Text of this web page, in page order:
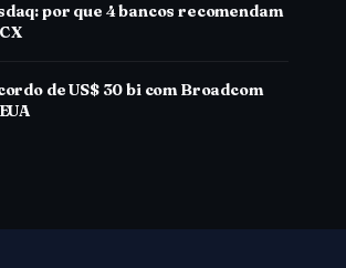
por que 4 bancos recomendam
de US$ 30 bi com Broadcom